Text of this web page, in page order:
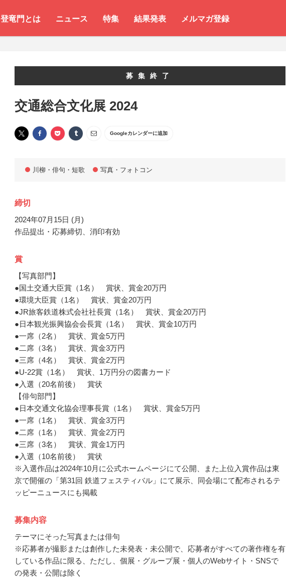
登竜門とは ニュース 特集 結果発表 メルマガ登録
募集終了
交通総合文化展 2024
Googleカレンダーに追加
川柳・俳句・短歌 写真・フォトコン
締切
2024年07月15日 (月)
作品提出・応募締切、消印有効
賞
【写真部門】
●国土交通大臣賞（1名） 賞状、賞金20万円
●環境大臣賞（1名） 賞状、賞金20万円
●JR旅客鉄道株式会社社長賞（1名） 賞状、賞金20万円
●日本観光振興協会会長賞（1名） 賞状、賞金10万円
●一席（2名） 賞状、賞金5万円
●二席（3名） 賞状、賞金3万円
●三席（4名） 賞状、賞金2万円
●U-22賞（1名） 賞状、1万円分の図書カード
●入選（20名前後） 賞状
【俳句部門】
●日本交通文化協会理事長賞（1名） 賞状、賞金5万円
●一席（1名） 賞状、賞金3万円
●二席（1名） 賞状、賞金2万円
●三席（3名） 賞状、賞金1万円
●入選（10名前後） 賞状
※入選作品は2024年10月に公式ホームページにて公開、また上位入賞作品は東
京で開催の「第31回 鉄道フェスティバル」にて展示、同会場にて配布されるテ
ッピーニュースにも掲載
募集内容
テーマにそった写真または俳句
※応募者が撮影または創作した未発表・未公開で、応募者がすべての著作権を有
している作品に限る、ただし、個展・グループ展・個人のWebサイト・SNSで
の発表・公開は除く